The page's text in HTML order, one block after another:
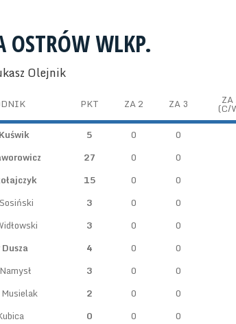
OSTRÓW WLKP.
Olejnik
PKT ZA 2 ZA 3 ZA
(C/
5 0 0
27 0 0
15 0 0
3 0
0
3 0 0
4 0 0
3 0 0
2 0
0
0 0
0